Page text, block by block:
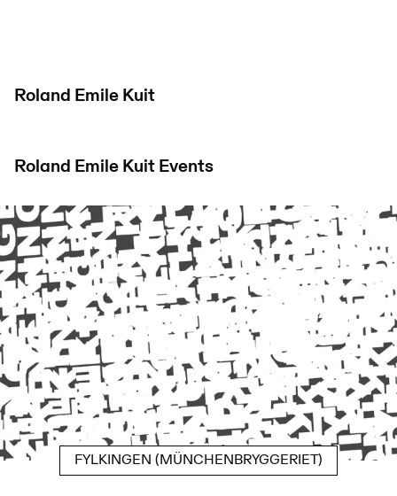
Roland Emile Kuit
Roland Emile KuitEvents
FYLKINGEN (MÜNCHENBRYGGERIET)